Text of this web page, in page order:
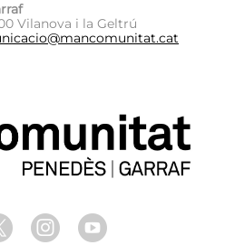
Vilanova i la Geltrú